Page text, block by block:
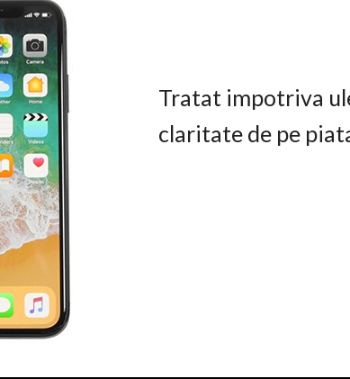
Tratat impotriva
claritate de pe